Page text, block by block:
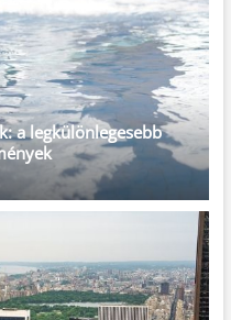
a legkülönlegesebb